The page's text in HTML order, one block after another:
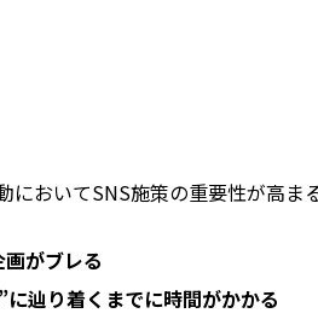
においてSNS施策の重要性が高ま
がブレる
に辿り着くまでに時間がかかる